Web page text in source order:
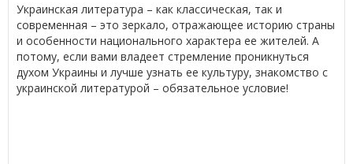
Украинская литература – как классическая, так и
современная – это зеркало, отражающее историю страны
и особенности национального характера ее жителей. А
потому, если вами владеет стремление проникнуться
духом Украины и лучше узнать ее культуру, знакомство с
украинской литературой – обязательное условие!